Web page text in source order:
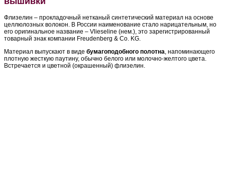
Флизелин – прокладочный нетканый синтетический материал на основе
целлюлозных волокон. В России наименование стало нарицательным, но
его оригинальное название – Vlieseline (нем.), это зарегистрированный
товарный знак компании Freudenberg & Co. KG.
Материал выпускают в виде бумагоподобного полотна , напоминающего
плотную жесткую паутину, обычно белого или молочно-желтого цвета.
Встречается и цветной (окрашенный) флизелин.